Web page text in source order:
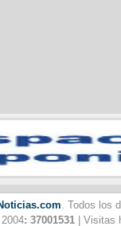
. Todos los
: 37001531 | Visitas